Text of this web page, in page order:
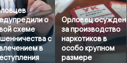
о
схеме
с
в
Орловец осужден
за производство
наркотиков в
особо крупном
размере